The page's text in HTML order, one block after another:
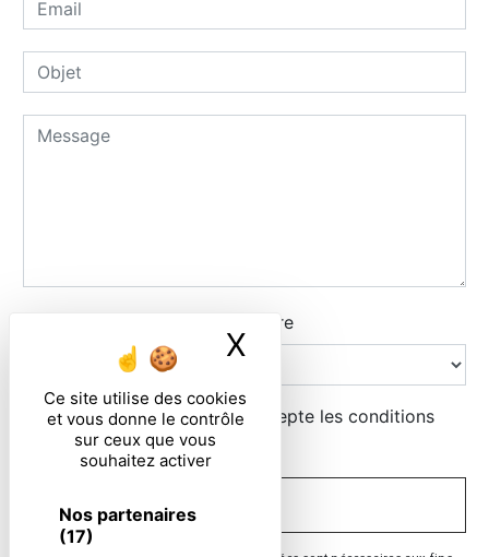
Ce site utilise des cookies
et vous donne le contrôle
sur ceux que vous
souhaitez activer
Nos partenaires
(17)
X Masquer le
Combien font quatre plus quatre
En cochant cette case, j'accepte les conditions
particulières ci-dessous **